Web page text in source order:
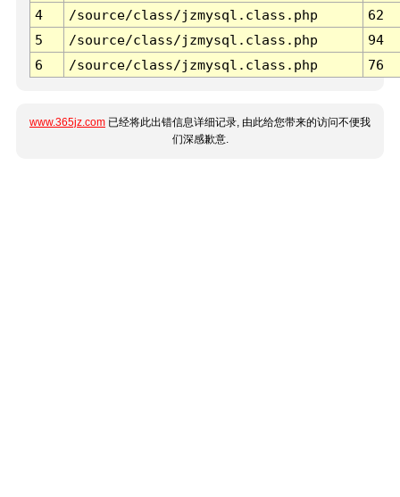
4
/source/class/jzmysql.class.php
62
5
/source/class/jzmysql.class.php
94
6
/source/class/jzmysql.class.php 76
www.365jz.com 已经将此出错信息详细记录, 由此给您带来的访问不便我
们深感歉意.